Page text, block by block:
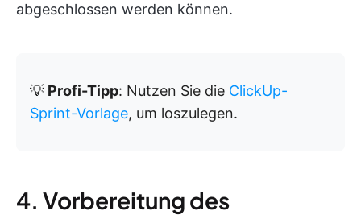
abgeschlossen werden können.
💡 Profi-Tipp: Nutzen Sie die ClickUp-
Sprint-Vorlage, um loszulegen.
4. Vorbereitung des